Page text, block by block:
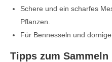
Schere und ein scharfes
Pflanzen.
Für Bennesseln und
Tipps zum Sammeln